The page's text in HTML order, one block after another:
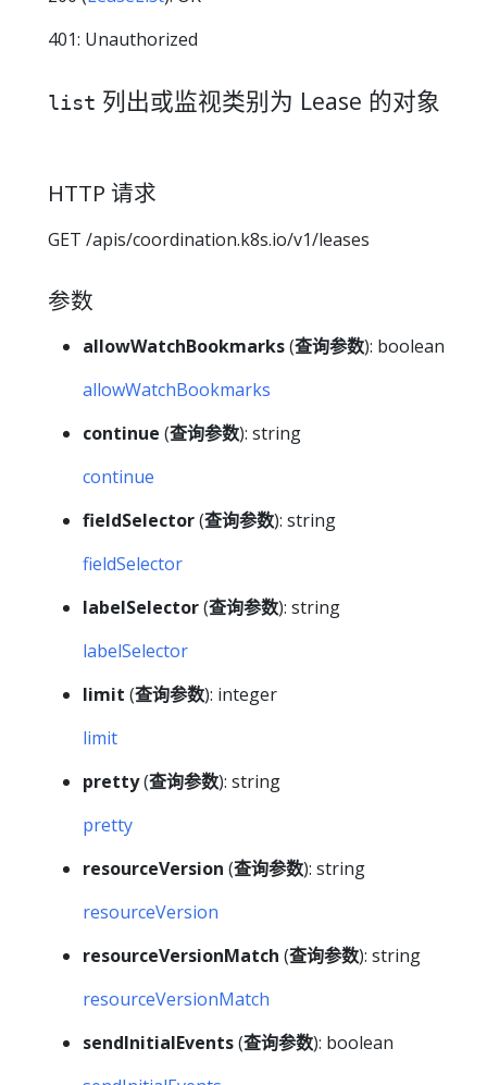
401: Unauthorized
list 列出或监视类别为 Lease 的对象
HTTP 请求
GET /apis/coordination.k8s.io/v1/leases
参数
allowWatchBookmarks(查询参数): boolean
allowWatchBookmarks
continue (查询参数): string
continue
fieldSelector(查询参数): string
fieldSelector
labelSelector(查询参数): string
labelSelector
limit (查询参数): integer
limit
pretty(查询参数): string
pretty
resourceVersion (查询参数): string
resourceVersion
resourceVersionMatch (查询参数): string
resourceVersionMatch
sendInitialEvents(查询参数): boolean